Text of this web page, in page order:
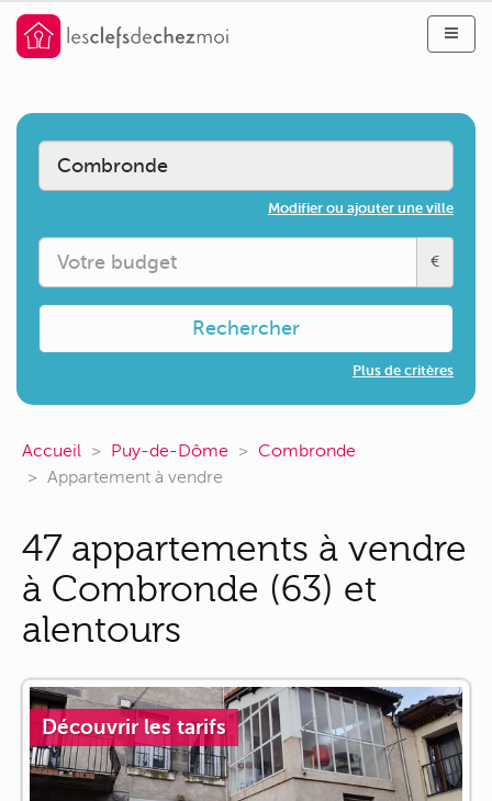
Modifier ou ajouter une ville
€
Rechercher
Plus de critères
Accueil Puy-de-Dôme
Combronde
Appartement à vendre
47 appartements à vendre
à Combronde (63) et
alentours
Découvrir les tarifs